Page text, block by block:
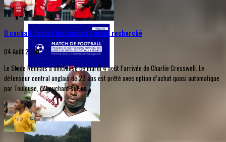
Il cochait toutes les cases du profil recherché
04 Août 2026
Le Stade Rennais a officialisé ce mardi 4 août l’arrivée de Charlie Cresswell. Le
défenseur central anglais de 23 ans est prêté avec option d’achat quasi automatique
par Toulouse, débouchant sur un...